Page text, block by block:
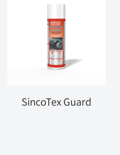
SincoTex Guard